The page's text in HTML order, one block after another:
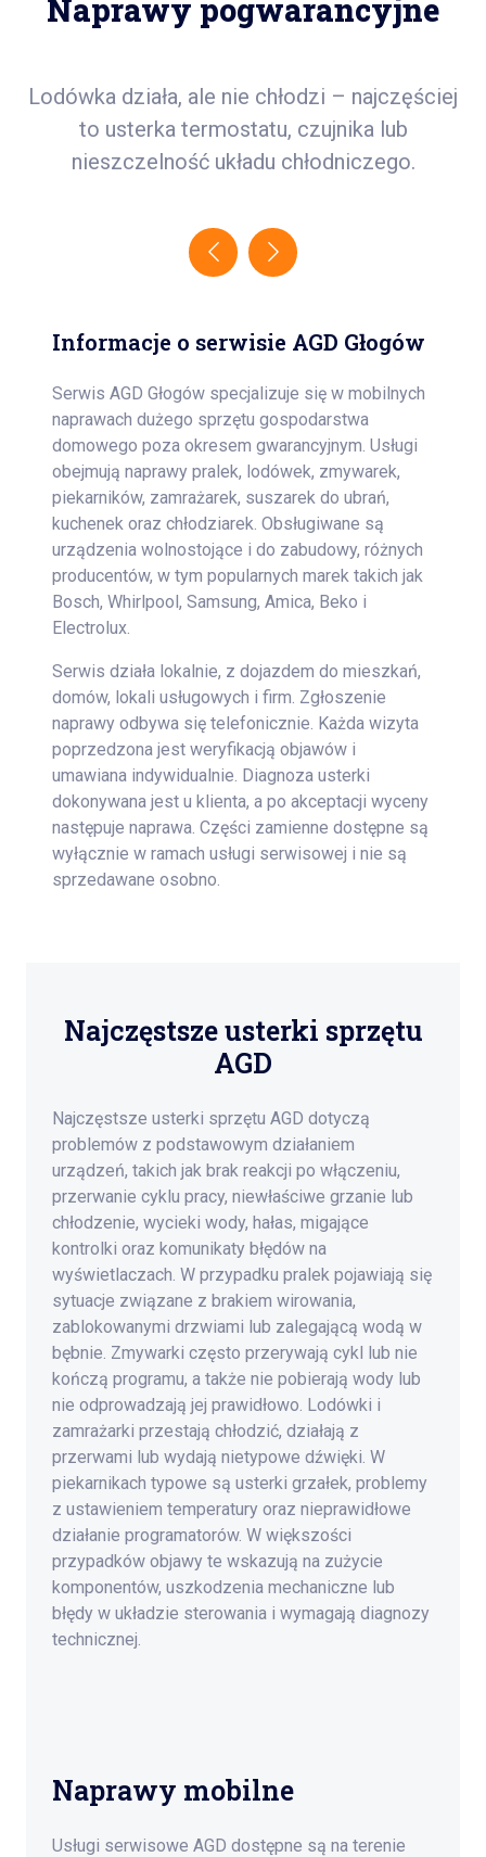
Naprawy pogwarancyjne
Lodówka działa, ale nie chłodzi – najczęściej
to usterka termostatu, czujnika lub
nieszczelność układu chłodniczego.
Informacje o serwisie AGD Głogów
Serwis AGD Głogów specjalizuje się w mobilnych
naprawach dużego sprzętu gospodarstwa
domowego poza okresem gwarancyjnym. Usługi
obejmują naprawy pralek, lodówek, zmywarek,
piekarników, zamrażarek, suszarek do ubrań,
kuchenek oraz chłodziarek. Obsługiwane są
urządzenia wolnostojące i do zabudowy, różnych
producentów, w tym popularnych marek takich jak
Bosch, Whirlpool, Samsung, Amica, Beko i
Electrolux.
Serwis działa lokalnie, z dojazdem do mieszkań,
domów, lokali usługowych i firm. Zgłoszenie
naprawy odbywa się telefonicznie. Każda wizyta
poprzedzona jest weryfikacją objawów i
umawiana indywidualnie. Diagnoza usterki
dokonywana jest u klienta, a po akceptacji wyceny
następuje naprawa. Części zamienne dostępne są
wyłącznie w ramach usługi serwisowej i nie są
sprzedawane osobno.
Najczęstsze usterki sprzętu
AGD
Najczęstsze usterki sprzętu AGD dotyczą
problemów z podstawowym działaniem
urządzeń, takich jak brak reakcji po włączeniu,
przerwanie cyklu pracy, niewłaściwe grzanie lub
chłodzenie, wycieki wody, hałas, migające
kontrolki oraz komunikaty błędów na
wyświetlaczach. W przypadku pralek pojawiają się
sytuacje związane z brakiem wirowania,
zablokowanymi drzwiami lub zalegającą wodą w
bębnie. Zmywarki często przerywają cykl lub nie
kończą programu, a także nie pobierają wody lub
nie odprowadzają jej prawidłowo. Lodówki i
zamrażarki przestają chłodzić, działają z
przerwami lub wydają nietypowe dźwięki. W
piekarnikach typowe są usterki grzałek, problemy
z ustawieniem temperatury oraz nieprawidłowe
działanie programatorów. W większości
przypadków objawy te wskazują na zużycie
komponentów, uszkodzenia mechaniczne lub
błędy w układzie sterowania i wymagają diagnozy
technicznej.
Naprawy mobilne
Usługi serwisowe AGD dostępne są na terenie